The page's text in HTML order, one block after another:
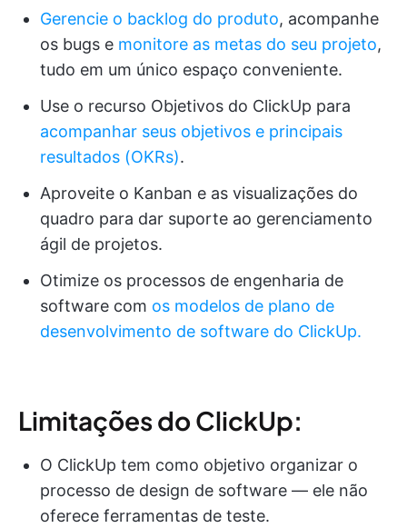
Gerencie o backlog do produto, acompanhe
os bugs e monitore as metas do seu projeto,
tudo em um único espaço conveniente.
Use o recurso Objetivos do ClickUp para
acompanhar seus objetivos e principais
resultados (OKRs).
Aproveite o Kanban e as visualizações do
quadro para dar suporte ao gerenciamento
ágil de projetos.
Otimize os processos de engenharia de
software com os modelos de plano de
desenvolvimento de software do ClickUp.
Limitações do ClickUp:
O ClickUp tem como objetivo organizar o
processo de design de software — ele não
oferece ferramentas de teste.